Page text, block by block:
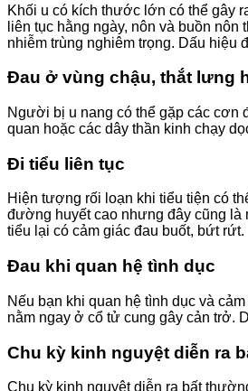
Khối u có kích thước lớn có thể gây
liên tục hằng ngày, nôn và buồn
nhiễm trùng nghiêm trọng. Dấu
Đau ở vùng chậu, thắt lưng
Người bị u nang có thể gặp các cơn
quan hoặc các dây thần kinh chạy
Đi tiểu liên tục
Hiện tượng rối loạn khi tiểu tiện có
đường huyết cao nhưng đây cũng là
tiểu lại có cảm giác đau buốt, bứt rứt.
Đau khi quan hệ tình dục
Nếu bạn khi quan hệ tình dục và
nằm ngay ở cổ tử cung gây cản trở.
Chu kỳ kinh nguyệt diễn ra
Chu kỳ kinh nguyệt diễn ra bất